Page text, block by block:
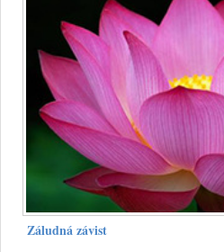
Záludná závist